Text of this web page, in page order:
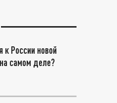
к России новой
самом деле?